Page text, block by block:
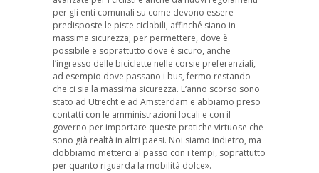
per gli enti comunali su come devono essere
predisposte le piste ciclabili, affinché siano in
massima sicurezza; per permettere, dove è
possibile e soprattutto dove è sicuro, anche
l’ingresso delle biciclette nelle corsie preferenziali,
ad esempio dove passano i bus, fermo restando
che ci sia la massima sicurezza. L’anno scorso sono
stato ad Utrecht e ad Amsterdam e abbiamo preso
contatti con le amministrazioni locali e con il
governo per importare queste pratiche virtuose che
sono già realtà in altri paesi. Noi siamo indietro, ma
dobbiamo metterci al passo con i tempi, soprattutto
per quanto riguarda la mobilità dolce».